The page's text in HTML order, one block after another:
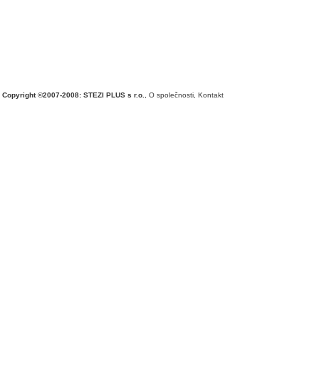
Copyright ©2007-2008: STEZI PLUS s r.o. O společnosti Kontakt